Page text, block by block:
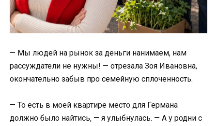
— Мы людей на рынок за деньги нанимаем, нам
рассуждатели не нужны! — отрезала Зоя Ивановна,
окончательно забыв про семейную сплоченность.
— То есть в моей квартире место для Германа
должно было найтись, — я улыбнулась. — А у родни с